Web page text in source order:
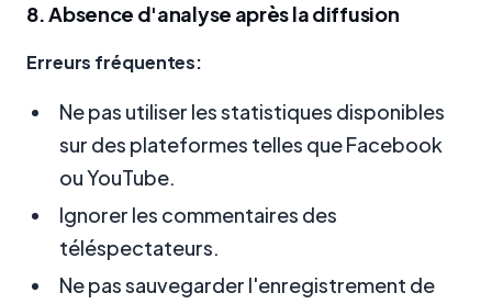
8. Absence d'analyse après la diffusion
Erreurs fréquentes:
Ne pas utiliser les statistiques disponibles
sur des plateformes telles que Facebook
ou YouTube.
Ignorer les commentaires des
téléspectateurs.
Ne pas sauvegarder l'enregistrement de